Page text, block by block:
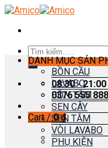
Skip
content
Search
for:
08:30 - 21:00
0376 555 888
Cart /0₫
DANH MỤC SẢN
BỒN CẦU
LAVABO
BỒN TẮM
SEN CÂY
SEN TẮM
VÒI LAVABO
PHỤ KIỆN